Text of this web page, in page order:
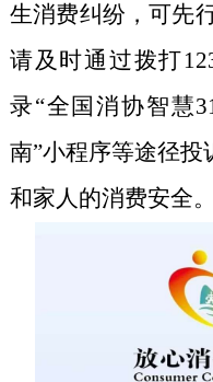
生消费纠纷，可先
请及时通过拨打
录“全国消协智慧
南”小程序等途径投
和家人的消费安全。